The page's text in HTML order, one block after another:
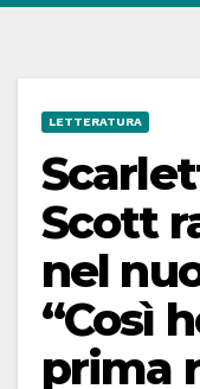
LETTERATURA
Scott
nel
“Così
prima